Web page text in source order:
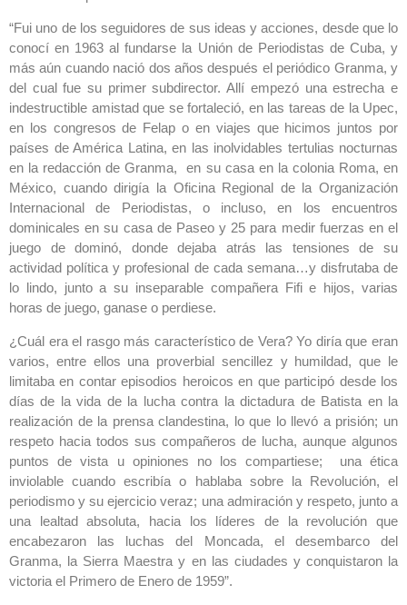
“Fui uno de los seguidores de sus ideas y acciones, desde que lo
conocí en 1963 al fundarse la Unión de Periodistas de Cuba, y
más aún cuando nació dos años después el periódico Granma, y
del cual fue su primer subdirector. Allí empezó una estrecha e
indestructible amistad que se fortaleció, en las tareas de la Upec,
en los congresos de Felap o en viajes que hicimos juntos por
países de América Latina, en las inolvidables tertulias nocturnas
en la redacción de Granma, en su casa en la colonia Roma, en
México, cuando dirigía la Oficina Regional de la Organización
Internacional de Periodistas, o incluso, en los encuentros
dominicales en su casa de Paseo y 25 para medir fuerzas en el
juego de dominó, donde dejaba atrás las tensiones de su
actividad política y profesional de cada semana…y disfrutaba de
lo lindo, junto a su inseparable compañera Fifi e hijos, varias
horas de juego, ganase o perdiese.
¿Cuál era el rasgo más característico de Vera? Yo diría que eran
varios, entre ellos una proverbial sencillez y humildad, que le
limitaba en contar episodios heroicos en que participó desde los
días de la vida de la lucha contra la dictadura de Batista en la
realización de la prensa clandestina, lo que lo llevó a prisión; un
respeto hacia todos sus compañeros de lucha, aunque algunos
puntos de vista u opiniones no los compartiese; una ética
inviolable cuando escribía o hablaba sobre la Revolución, el
periodismo y su ejercicio veraz; una admiración y respeto, junto a
una lealtad absoluta, hacia los líderes de la revolución que
encabezaron las luchas del Moncada, el desembarco del
Granma, la Sierra Maestra y en las ciudades y conquistaron la
victoria el Primero de Enero de 1959”.